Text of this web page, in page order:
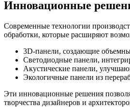
Инновационные
Современные технологии
обработки, которые расширяют
3D-панели, создающие
Светодиодные панели,
Акустические панели,
Экологичные панели из
Эти инновационные решения
творчества дизайнеров и